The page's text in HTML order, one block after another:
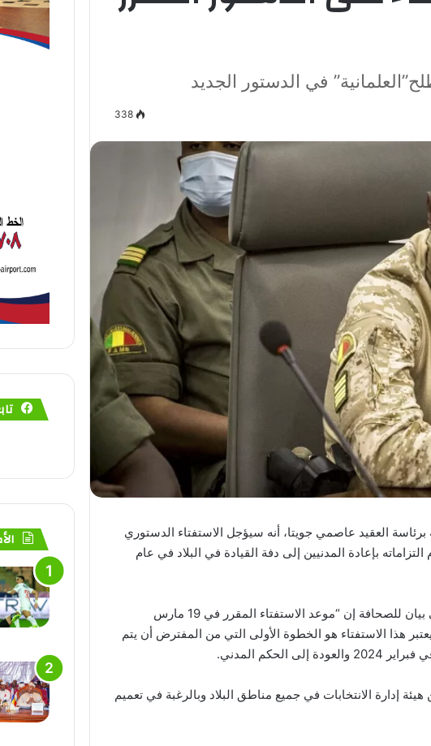
في الدستور الجديد
338
العقيد عاصمي جويتا، أنه سيؤجل الاستفتاء الدستوري
أنه سيحترم التزاماته بإعادة المدنيين إلى دفة القيادة في البلاد في عام
وقال المتحدث باسم الحكومة العقيد عبد الله مايجا في بيان للصحافة إن “موعد الاستفتاء المقرر في 19 مارس
هذا الاستفتاء هو الخطوة الأولى التي من المفترض أن يتم
المدني.
إدارة الانتخابات في جميع مناطق البلاد وبالرغبة في تعميم